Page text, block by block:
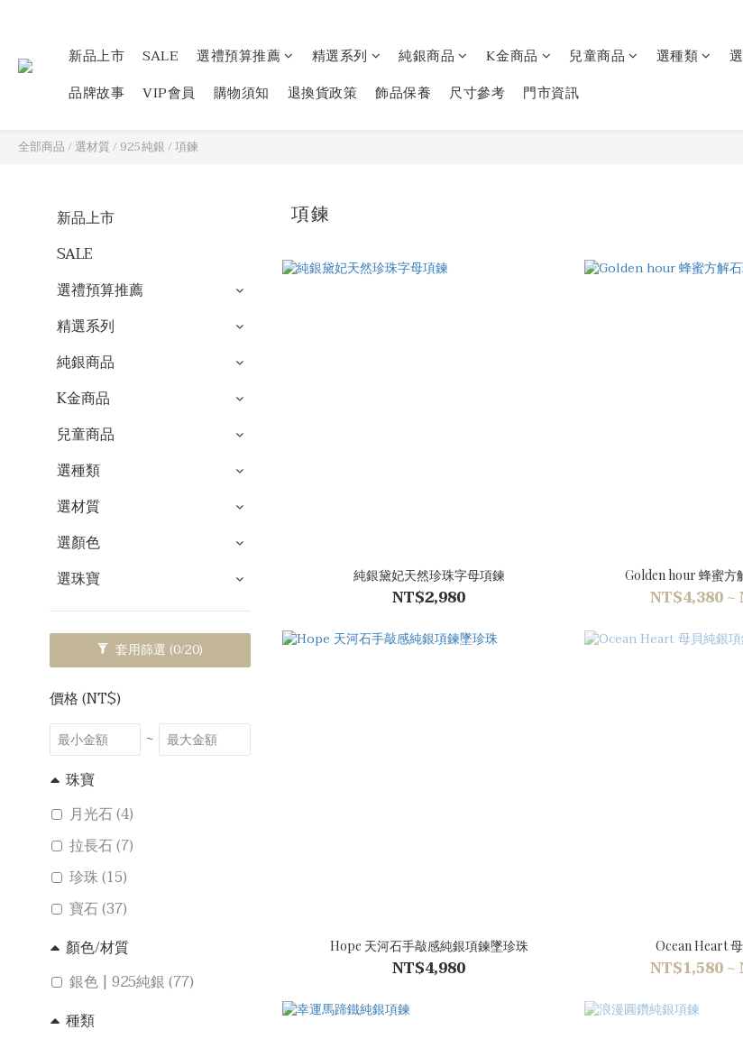
新品上市 SALE 選禮預算推薦 精選系列 純銀商品 K金商品 兒童商品 選種類
品牌故事
VIP會員 購物須知 退換貨政策 飾品保養 尺寸參考 門市資訊
全部商品/選材質/ 925純銀/項鍊
新品上市
SALE
選禮預算推薦
精選系列
純銀商品
K金商品
兒童商品
選種類
選材質
選顏色
選珠寶
套用篩選 (0/20)
價格 (NT$)
~
珠寶
月光石 (4)
拉長石 (7)
珍珠 (15)
寶石 (37)
顏色/材質
銀色 | 925純銀 (77)
種類
項鍊
純銀黛妃天然珍珠字母項鍊
NT$2,980
Golden hour 蜂蜜方
NT$4,380 ~
Hope 天河石手敲感純銀項鍊墜珍珠
NT$4,980
Ocean Heart
NT$1,580 ~